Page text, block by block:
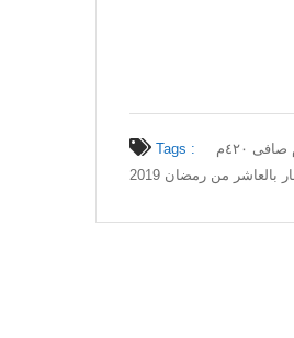
Tags :
للايجار مصنع غذائى مساحه ٦٨٠م صافى ٤٢٠م